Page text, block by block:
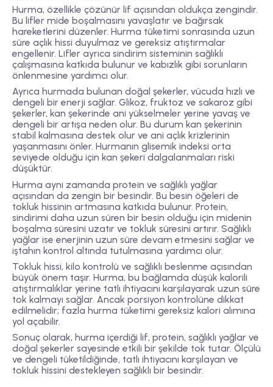
Hurma, özellikle çözünür lif açısından oldukça zengindir.
Bu lifler mide boşalmasını yavaşlatır ve bağırsak
hareketlerini düzenler. Hurma tüketimi sonrasında uzun
süre açlık hissi duyulmaz ve gereksiz atıştırmalar
engellenir. Lifler ayrıca sindirim sisteminin sağlıklı
çalışmasına katkıda bulunur ve kabızlık gibi sorunların
önlenmesine yardımcı olur.
Ayrıca hurmada bulunan doğal şekerler, vücuda hızlı ve
dengeli bir enerji sağlar. Glikoz, fruktoz ve sakaroz gibi
şekerler, kan şekerinde ani yükselmeler yerine yavaş ve
dengeli bir artışa neden olur. Bu durum kan şekerinin
stabil kalmasına destek olur ve ani açlık krizlerinin
yaşanmasını önler. Hurmanın glisemik indeksi orta
seviyede olduğu için kan şekeri dalgalanmaları riski
düşüktür.
Hurma aynı zamanda protein ve sağlıklı yağlar
açısından da zengin bir besindir. Bu besin öğeleri de
tokluk hissinin artmasına katkıda bulunur. Protein,
sindirimi daha uzun süren bir besin olduğu için midenin
boşalma süresini uzatır ve tokluk süresini artırır. Sağlıklı
yağlar ise enerjinin uzun süre devam etmesini sağlar ve
iştahın kontrol altında tutulmasına yardımcı olur.
Tokluk hissi, kilo kontrolü ve sağlıklı beslenme açısından
büyük önem taşır. Hurma, bu bağlamda düşük kalorili
atıştırmalıklar yerine tatlı ihtiyacını karşılayarak uzun süre
tok kalmayı sağlar. Ancak porsiyon kontrolüne dikkat
edilmelidir; fazla hurma tüketimi gereksiz kalori alımına
yol açabilir.
Sonuç olarak, hurma içerdiği lif, protein, sağlıklı yağlar ve
doğal şekerler sayesinde etkili bir şekilde tok tutar. Ölçülü
ve dengeli tüketildiğinde, tatlı ihtiyacını karşılayan ve
tokluk hissini destekleyen sağlıklı bir besindir.